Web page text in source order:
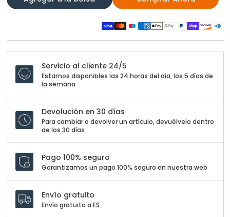
Servicio al cliente 24/5
Estamos disponibles las 24 horas del día, los 5 días de
la semana
Devolución en 30 días
Para cambiar o devolver un artículo, devuélvelo dentro
de los 30 días
Pago 100% seguro
Garantizamos un pago 100% seguro en nuestra web
Envío gratuito
Envío gratuito a ES